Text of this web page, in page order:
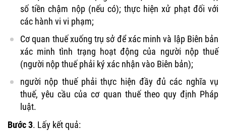
số tiền chậm nộp (nếu có); thực hiện xử phạt đối với
các hành vi vi phạm;
Cơ quan thuế xuống trụ sở để xác minh và lập Biên bản
xác minh tình trạng hoạt động của người nộp thuế
(người nộp thuế phải ký xác nhận vào Biên bản);
người nộp thuế phải thực hiện đầy đủ các nghĩa vụ
thuế, yêu cầu của cơ quan thuế theo quy định Pháp
luật.
Bước 3. Lấy kết quả: